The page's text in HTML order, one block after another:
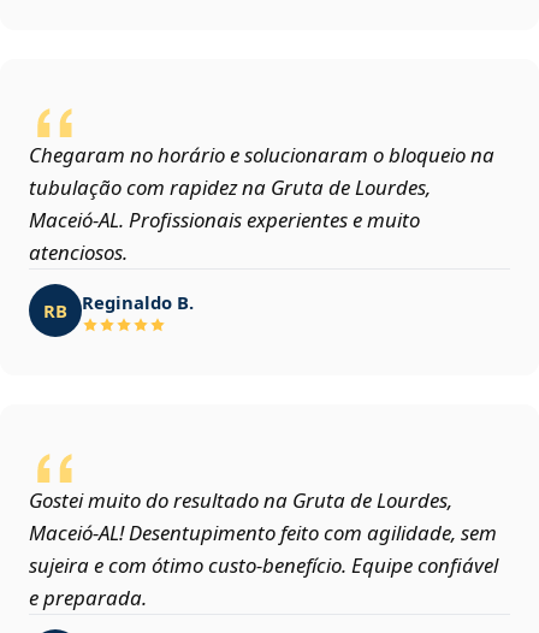
Chegaram no horário e solucionaram o bloqueio na
tubulação com rapidez na Gruta de Lourdes,
Maceió‑AL. Profissionais experientes e muito
atenciosos.
RB Reginaldo B.
Gostei muito do resultado na Gruta de Lourdes,
Maceió‑AL! Desentupimento feito com agilidade, sem
sujeira e com ótimo custo-benefício. Equipe confiável
e preparada.